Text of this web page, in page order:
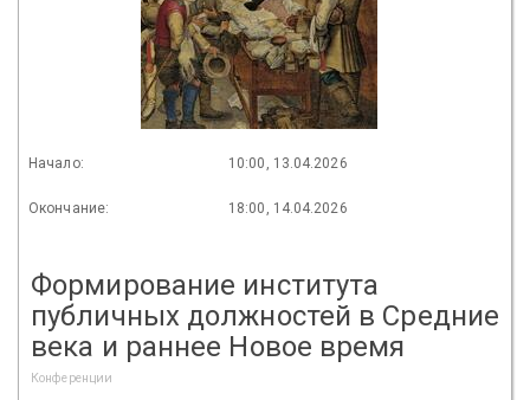
Начало: 10:00, 13.04.2026
Окончание: 18:00, 14.04.2026
Формирование института
публичных должностей в Средние
века и раннее Новое время
Конференции